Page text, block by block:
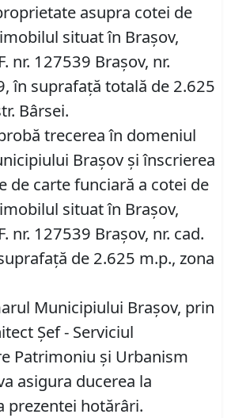
asupra cotei de
situat în Braşov,
nr. 127539 Brașov, nr.
în suprafață totală de 2.625
Bârsei.
trecerea în domeniul
Braşov şi înscrierea
de carte funciară a cotei de
situat în Braşov,
nr. 127539 Brașov, nr. cad.
de 2.625 m.p., zona
Municipiului Braşov, prin
Şef - Serviciul
Patrimoniu şi Urbanism
asigura ducerea la
prezentei hotărâri.